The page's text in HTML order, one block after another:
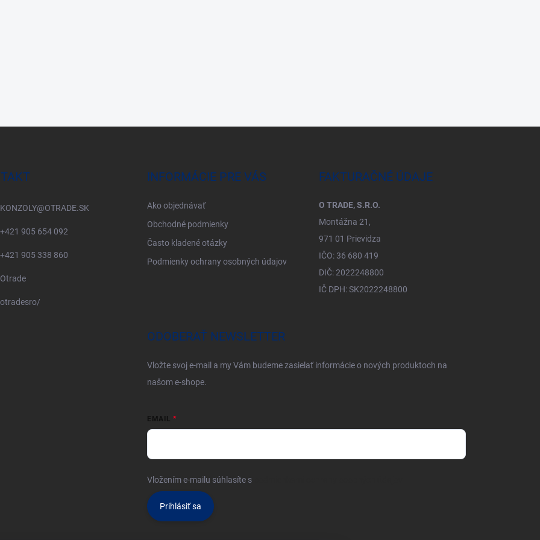
KONZOLY@OTRADE.SK
+421 905 654 092
+421 905 338 860
Otrade
otradesro/
INFORMÁCIE PRE VÁS
Ako objednávať
Obchodné podmienky
Často kladené otázky
Podmienky ochrany osobných údajov
FAKTURAČNÉ ÚDAJE
O TRADE, S.R.O.
Montážna 21,
971 01 Prievidza
IČO: 36 680 419
DIČ: 2022248800
IČ DPH: SK2022248800
ODOBERAŤ NEWSLETTER
Vložte svoj e-mail a my Vám budeme zasielať informácie o nových produktoch na
našom e-shope.
EMAIL
Vložením e-mailu súhlasíte s
Prihlásiť sa